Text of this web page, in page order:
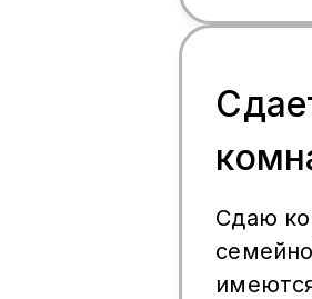
Сдаю
имеются.